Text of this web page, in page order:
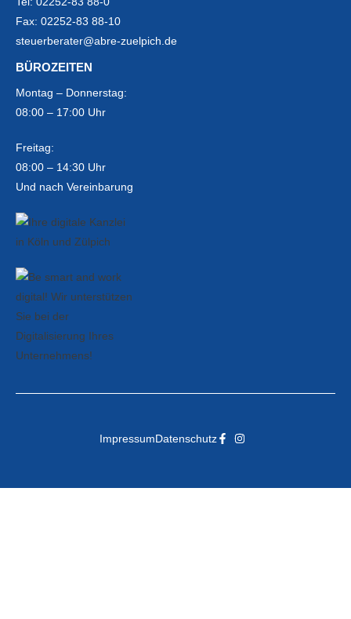
Fax: 02252-83 88-10
steuerberater@abre-zuelpich.de
BÜROZEITEN
Montag – Donnerstag:
08:00 – 17:00 Uhr
Freitag:
08:00 – 14:30 Uhr
Und nach Vereinbarung
ImpressumDatenschutz